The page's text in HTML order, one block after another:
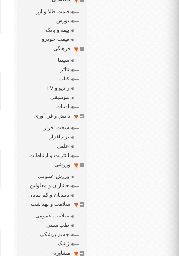
قیمت طلا و ارز
بورس
بیمه و بانک
قیمت خودرو
فرهنگی
سینما
تئاتر
کتاب
رادیو و TV
موسیقی
ادبیات
دانش و فن آوری
سخت افزار
نرم افزار
علمی
اینترنت و ارتباطات
ورزشی
ورزش عمومی
جانبازان و معلولین
نابینایان و کم بینایان
سلامت و بهداشت
سلامت عمومی
طب سنتی
چشم پزشکی
ژنتیک
مشاوره